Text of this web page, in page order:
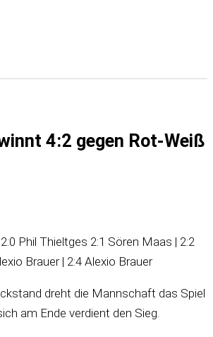
4:2 gegen Rot-Weiß
Phil Thieltges 2:1 Sören Maas | 2:2
Brauer | 2:4 Alexio Brauer
dreht die Mannschaft das Spiel
am Ende verdient den Sieg.